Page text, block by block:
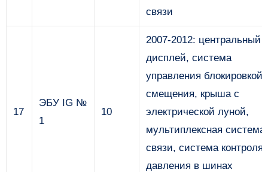
связи
17
ЭБУ IG №
1
10
2007-2012: центральный
дисплей, система
управления блокировкой
смещения, крыша с
электрической луной,
мультиплексная система
связи, система контроля
давления в шинах